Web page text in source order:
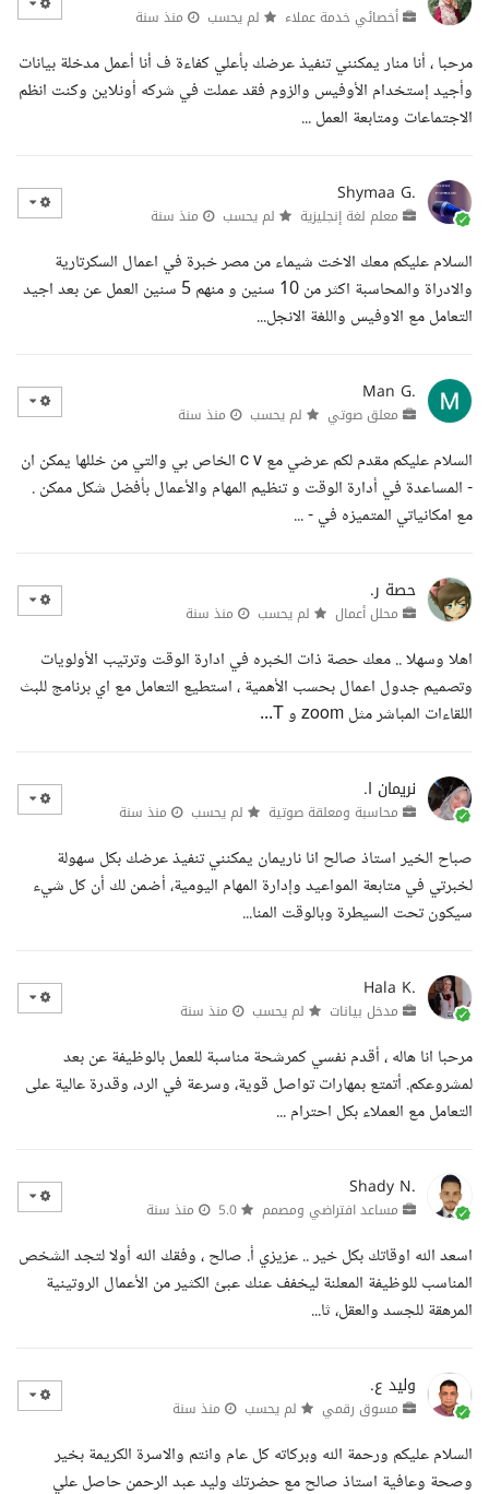
أخصائي خدمة عملاء لم يحسب منذ سنة
مرحبا ، أنا منار يمكنني تنفيذ عرضك بأعلي كفاءة ف أنا أعمل مدخلة بيانات
وأجيد إستخدام الأوفيس والزوم فقد عملت في شركه أونلاين وكنت انظم
الاجتماعات ومتابعة العمل ...
Shymaa G.
معلم لغة إنجليزية لم يحسب منذ سنة
السلام عليكم معك الاخت شيماء من مصر خبرة في اعمال السكرتارية
والادراة والمحاسبة اكثر من 10 سنين و منهم 5 سنين العمل عن بعد اجيد
التعامل مع الاوفيس واللغة الانجل...
Man G.
معلق صوتي لم يحسب منذ سنة
السلام عليكم مقدم لكم عرضي مع c v الخاص بي والتي من خللها يمكن ان
- المساعدة في أدارة الوقت و تنظيم المهام والأعمال بأفضل شكل ممكن .
مع امكانياتي المتميزه في - ...
حصة ر.
محلل أعمال لم يحسب منذ سنة
اهلا وسهلا .. معك حصة ذات الخبره في ادارة الوقت وترتيب الأولويات
وتصميم جدول اعمال بحسب الأهمية ، استطيع التعامل مع اي برنامج للبث
اللقاءات المباشر مثل zoom و T...
نريمان ا.
محاسبة ومعلقة صوتية لم يحسب منذ سنة
صباح الخير استاذ صالح انا ناريمان يمكنني تنفيذ عرضك بكل سهولة
لخبرتي في متابعة المواعيد وإدارة المهام اليومية، أضمن لك أن كل شيء
سيكون تحت السيطرة وبالوقت المنا...
Hala K.
مدخل بيانات لم يحسب منذ سنة
مرحبا انا هاله ، أقدم نفسي كمرشحة مناسبة للعمل بالوظيفة عن بعد
لمشروعكم. أتمتع بمهارات تواصل قوية، وسرعة في الرد، وقدرة عالية على
التعامل مع العملاء بكل احترام ...
Shady N.
مساعد افتراضي ومصمم منذ سنة
اسعد الله اوقاتك بكل خير .. عزيزي أ. صالح ، وفقك الله أولا لتجد الشخص
المناسب للوظيفة المعلنة ليخفف عنك عبئ الكثير من الأعمال الروتينية
المرهقة للجسد والعقل، ثا...
وليد ع.
مسوق رقمي لم يحسب منذ سنة
السلام عليكم ورحمة الله وبركاته كل عام وانتم والاسرة الكريمة بخير
وصحة وعافية استاذ صالح مع حضرتك وليد عبد الرحمن حاصل علي